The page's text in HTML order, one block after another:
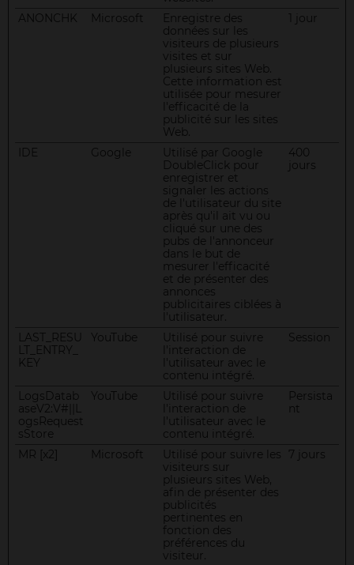
ANONCHK
Microsoft
Enregistre des
données sur les
visiteurs de plusieurs
visites et sur
plusieurs sites Web.
Cette information est
utilisée pour mesurer
l'efficacité de la
publicité sur les sites
Web.
1 jour
IDE Google
Utilisé par Google
DoubleClick pour
enregistrer et
signaler les actions
de l'utilisateur du site
après qu'il ait vu ou
cliqué sur une des
pubs de l'annonceur
dans le but de
mesurer l'efficacité
et de présenter des
annonces
publicitaires ciblées à
l'utilisateur.
400
jours
LAST_RESU
LT_ENTRY_
KEY
YouTube
Utilisé pour suivre
l'interaction de
l'utilisateur avec le
contenu intégré.
Session
LogsDatab
aseV2:V#||L
ogsRequest
sStore
YouTube
Utilisé pour suivre
l'interaction de
l'utilisateur avec le
contenu intégré.
Persista
nt
MR [x2] Microsoft
Utilisé pour suivre les
visiteurs sur
plusieurs sites Web,
afin de présenter des
publicités
pertinentes en
fonction des
préférences du
visiteur.
7 jours